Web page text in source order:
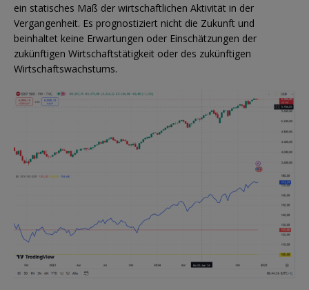
ein statisches Maß der wirtschaftlichen Aktivität in der
Vergangenheit. Es prognostiziert nicht die Zukunft und
beinhaltet keine Erwartungen oder Einschätzungen der
zukünftigen Wirtschaftstätigkeit oder des zukünftigen
Wirtschaftswachstums.